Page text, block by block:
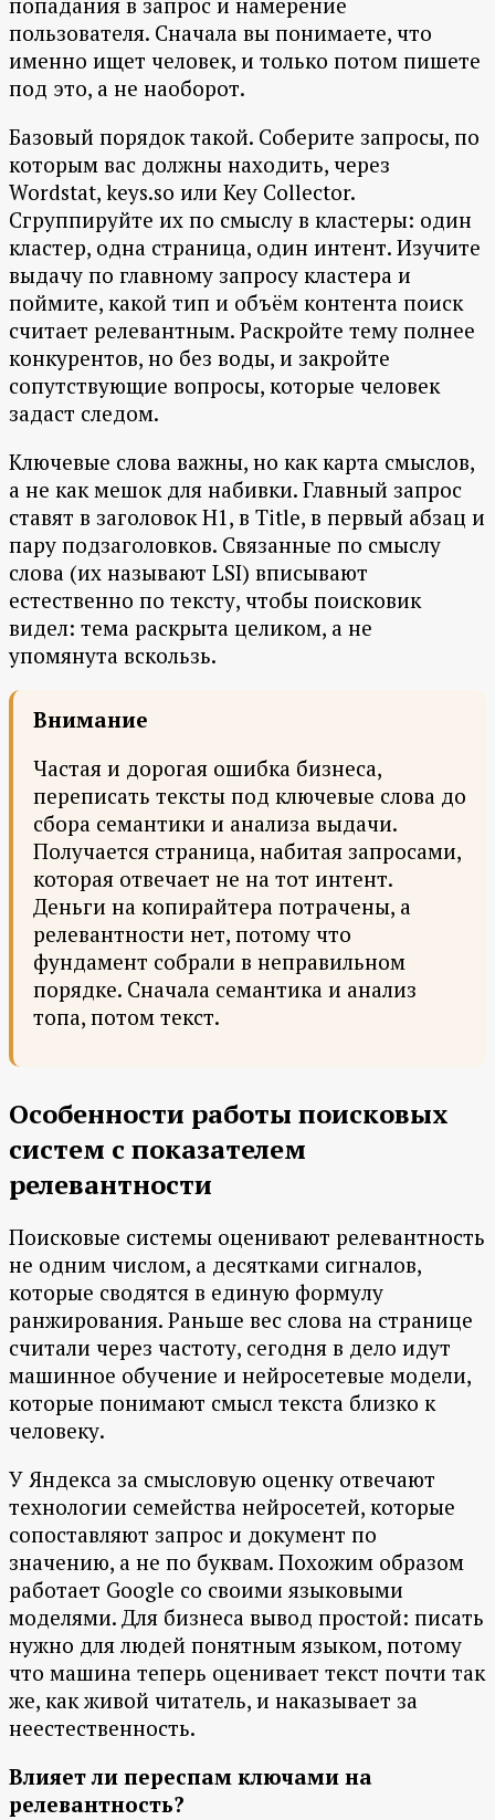
пользователя. Сначала вы понимаете, что
именно ищет человек, и только потом пишете
под это, а не наоборот.
Базовый порядок такой. Соберите запросы, по
которым вас должны находить, через
Wordstat, keys.so или Key Collector.
Сгруппируйте их по смыслу в кластеры: один
кластер, одна страница, один интент. Изучите
выдачу по главному запросу кластера и
поймите, какой тип и объём контента поиск
считает релевантным. Раскройте тему полнее
конкурентов, но без воды, и закройте
сопутствующие вопросы, которые человек
задаст следом.
Ключевые слова важны, но как карта смыслов,
а не как мешок для набивки. Главный запрос
ставят в заголовок H1, в Title, в первый абзац и
пару подзаголовков. Связанные по смыслу
слова (их называют LSI) вписывают
естественно по тексту, чтобы поисковик
видел: тема раскрыта целиком, а не
упомянута вскользь.
Внимание
Частая и дорогая ошибка бизнеса,
переписать тексты под ключевые слова до
сбора семантики и анализа выдачи.
Получается страница, набитая запросами,
которая отвечает не на тот интент.
Деньги на копирайтера потрачены, а
релевантности нет, потому что
фундамент собрали в неправильном
порядке. Сначала семантика и анализ
топа, потом текст.
Особенности работы поисковых
систем с показателем
релевантности
Поисковые системы оценивают релевантность
не одним числом, а десятками сигналов,
которые сводятся в единую формулу
ранжирования. Раньше вес слова на странице
считали через частоту, сегодня в дело идут
машинное обучение и нейросетевые модели,
которые понимают смысл текста близко к
человеку.
У Яндекса за смысловую оценку отвечают
технологии семейства нейросетей, которые
сопоставляют запрос и документ по
значению, а не по буквам. Похожим образом
работает Google со своими языковыми
моделями. Для бизнеса вывод простой: писать
нужно для людей понятным языком, потому
что машина теперь оценивает текст почти так
же, как живой читатель, и наказывает за
неестественность.
Влияет ли переспам ключами на
релевантность?